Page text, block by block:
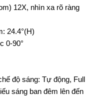
12X, nhìn xa rõ ràng
24.4°(H)
0-90°
độ sáng: Tự động, Full
sáng ban đêm lên đến